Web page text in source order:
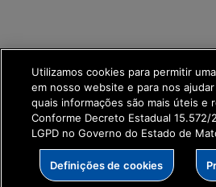
get_footer();
Utilizamos cookies para permitir
em nosso website e para nos
quais informações são mais úteis e
Conforme Decreto Estadual
LGPD no Governo do Estado de
Definições de cookies